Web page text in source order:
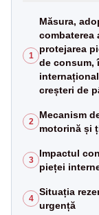
1
Măsura,
combaterea
protejarea
de consum,
creșteri de
2
Mecanism
motorină și
3
Impactul
pieței
4
Situația
urgență